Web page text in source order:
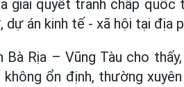
giải quyết tranh chấp quốc
án kinh tế - xã hội tại địa
Rịa – Vũng Tàu cho
ổn định, thường